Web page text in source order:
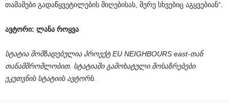
თამამები გადაწყვეტილების მიღებისას, მერე სხვებიც აგყვებიან“.
ავტორი: ლანა როყვა
სტატია მომზადებულია პროექტ EU NEIGHBOURS east-თან
თანამშრომლობით. სტატიაში გამოხატული მოსაზრებები
ეკუთვნის სტატიის ავტორს.